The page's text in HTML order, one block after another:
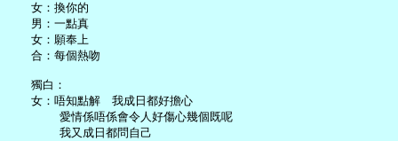
   女：換你的
   男：一點真
   女：願奉上
   合：每個熱吻
   獨白：
   女：唔知點解　我成日都好擔心
       愛情係唔係會令人好傷心幾個既呢
       我又成日都問自己